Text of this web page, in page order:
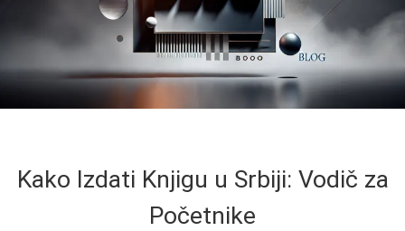
Kako Izdati Knjigu u Srbiji: Vodič za
Početnike